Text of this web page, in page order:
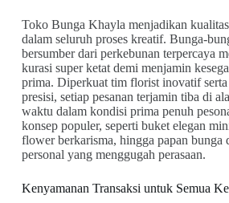
Toko Bunga Khayla menjadikan
dalam seluruh proses kreatif. Bunga-
bersumber dari perkebunan terpercaya
kurasi super ketat demi menjamin
prima. Diperkuat tim florist inovatif
presisi, setiap pesanan terjamin tiba di
waktu dalam kondisi prima penuh
konsep populer, seperti buket elegan
flower berkarisma, hingga papan bunga
personal yang menggugah perasaan.
Kenyamanan Transaksi untuk Semua